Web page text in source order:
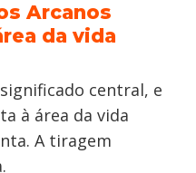
Arcanos
da vida
central, e
à área da vida
A tiragem